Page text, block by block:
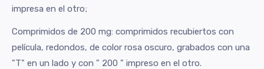
impresa en el otro;
Comprimidos de 200 mg: comprimidos recubiertos con
película, redondos, de color rosa oscuro, grabados con una
"T" en un lado y con " 200 " impreso en el otro.